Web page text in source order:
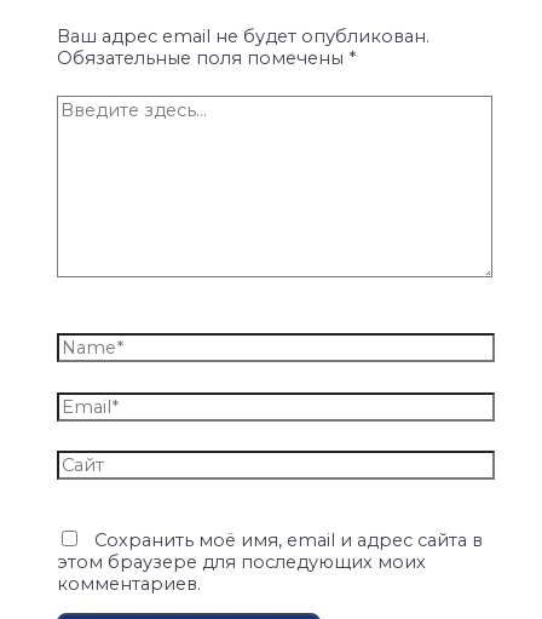
Ваш адрес email не будет опубликован.
Обязательные поля помечены *
Сохранить моё имя, email и адрес сайта в
этом браузере для последующих моих
комментариев.